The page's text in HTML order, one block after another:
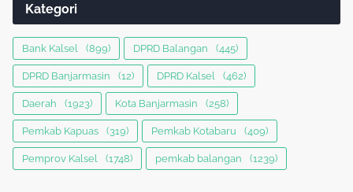
Kategori
Bank Kalsel (899) DPRD Balangan (445)
DPRD Banjarmasin (12) DPRD Kalsel (462)
Daerah (1923) Kota Banjarmasin (258)
Pemkab Kapuas (319) Pemkab Kotabaru (409)
Pemprov Kalsel (1748) pemkab balangan (1239)